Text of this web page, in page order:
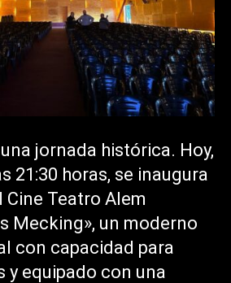
jornada histórica. Hoy,
21:30 horas, se inaugura
Teatro Alem
Mecking», un moderno
con capacidad para
y equipado con una